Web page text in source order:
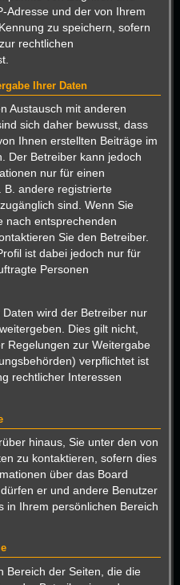
Adresse und der von Ihrem
zu speichern, sofern
rechtlichen
Ihrer Daten
Austausch mit anderen
sich daher bewusst, dass
Ihnen erstellten Beiträge im
Der Betreiber kann jedoch
nur für einen
B. andere registrierte
sind. Wenn Sie
nach entsprechenden
Sie den Betreiber.
ist dabei jedoch nur für
Personen
wird der Betreiber nur
Dies gilt nicht,
Regelungen zur Weitergabe
verpflichtet ist
rechtlicher Interessen
hinaus, Sie unter den von
zu kontaktieren, sofern dies
über das Board
er und andere Benutzer
in Ihrem persönlichen Bereich
Bereich der Seiten, die die